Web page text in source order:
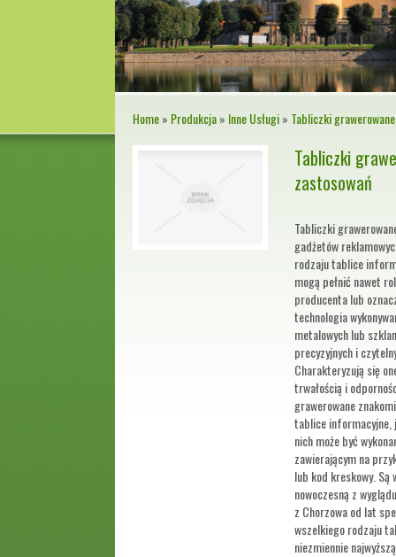
Home» Produkcja» Inne Usługi» Tabliczki
Tabliczki
zastosowań
Tabliczki
gadżetów
rodzaju tablice
mogą pełnić nawet
producenta lub
technologia
metalowych lub
precyzyjnych i
Charakteryzują się
trwałością i
grawerowane
tablice informacyjne,
nich może być
zawierającym na
lub kod kreskowy.
nowoczesną z
z Chorzowa od lat
wszelkiego rodzaju
niezmiennie